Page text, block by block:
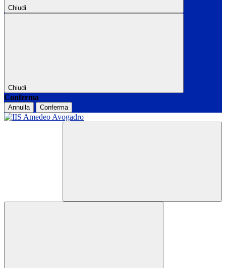
Chiudi
Chiudi
Conferma
Annulla Conferma